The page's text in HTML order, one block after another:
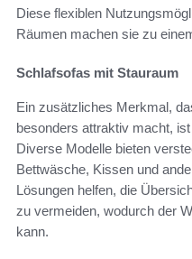
Diese flexiblen
Räumen machen sie zu
Schlafsofas mit Stauraum
Ein zusätzliches Merkmal,
besonders attraktiv macht,
Diverse Modelle bieten
Bettwäsche, Kissen und
Lösungen helfen, die
zu vermeiden, wodurch der
kann.